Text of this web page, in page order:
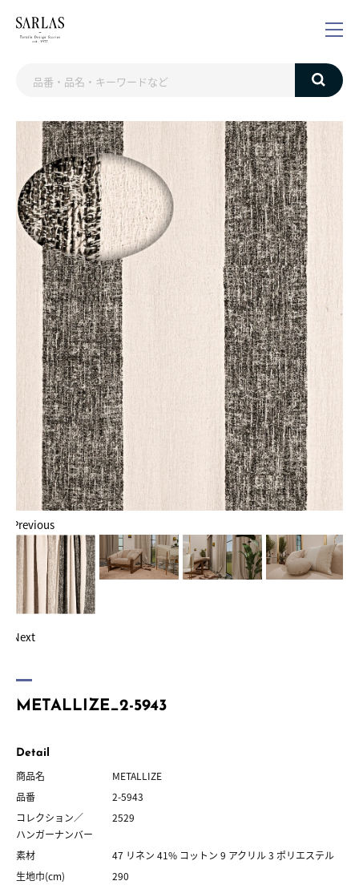
Previous
Next
METALLIZE_2-5943
Detail
商品名
METALLIZE
品番
2-5943
コレクション／
ハンガーナンバー
2529
素材
47 リネン 41% コットン 9 アクリル 3 ポリエステル
生地巾(cm)
290